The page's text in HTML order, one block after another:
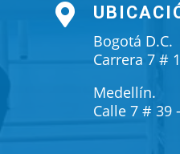

Bogotá D.C.
Carrera 7 #
Medellín.
Calle 7 # 39